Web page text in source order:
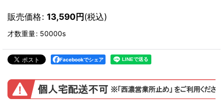
販売価格: 13,590円(税込)
才数重量: 50000s
Facebookでシェア